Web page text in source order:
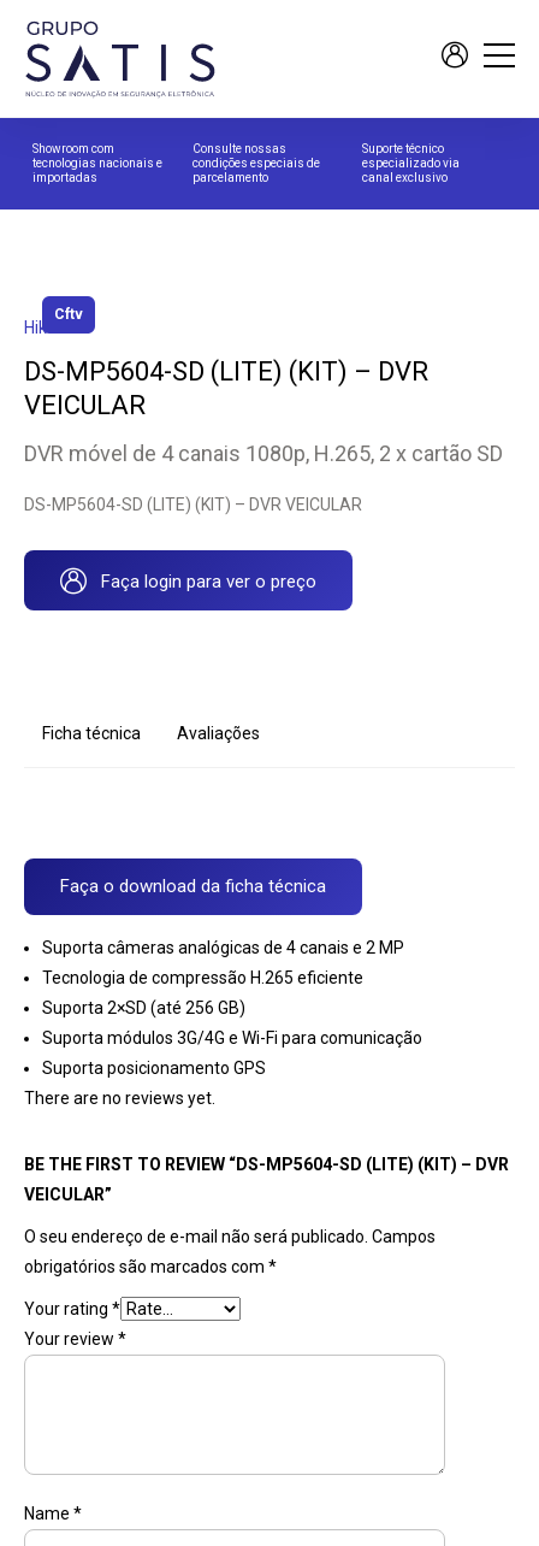
Showroom com
tecnologias nacionais e
importadas
Consulte nossas
condições especiais de
parcelamento
Suporte técnico
especializado via
canal exclusivo
Cftv
Hikvision
DS-MP5604-SD (LITE) (KIT) – DVR
VEICULAR
DVR móvel de 4 canais 1080p, H.265, 2 x cartão SD
DS-MP5604-SD (LITE) (KIT) – DVR VEICULAR
Faça login para ver o preço
Ficha técnica Avaliações
Faça o download da ficha técnica
Suporta câmeras analógicas de 4 canais e 2 MP
Tecnologia de compressão H.265 eficiente
Suporta 2×SD (até 256 GB)
Suporta módulos 3G/4G e Wi-Fi para comunicação
Suporta posicionamento GPS
There are no reviews yet.
BE THE FIRST TO REVIEW “DS-MP5604-SD (LITE) (KIT) – DVR
VEICULAR”
O seu endereço de e-mail não será publicado. Campos
obrigatórios são marcados com *
Your rating *
Your review *
Name *